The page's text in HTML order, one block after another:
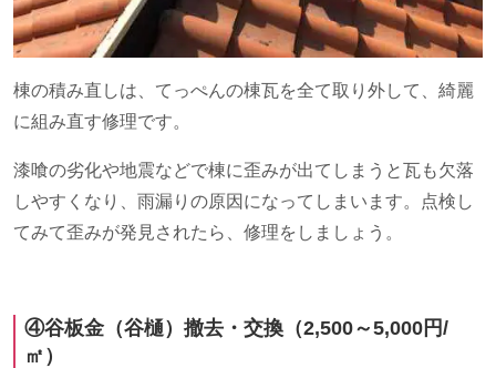
棟の積み直しは、てっぺんの棟瓦を全て取り外して、綺麗
に組み直す修理です。
漆喰の劣化や地震などで棟に歪みが出てしまうと瓦も欠落
しやすくなり、雨漏りの原因になってしまいます。点検し
てみて歪みが発見されたら、修理をしましょう。
④谷板金（谷樋）撤去・交換（2,500～5,000 円/
㎡）